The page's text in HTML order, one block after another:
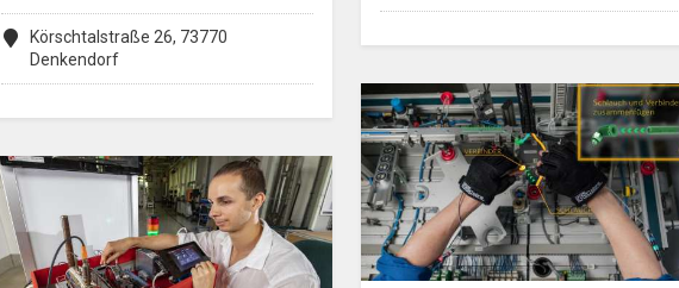
Körschtalstraße 26, 73770
Denkendorf